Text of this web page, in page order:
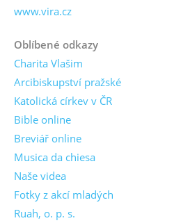
www.vira.cz
Oblíbené odkazy
Charita Vlašim
Arcibiskupství pražské
Katolická církev v ČR
Bible online
Breviář online
Musica da chiesa
Naše videa
Fotky z akcí mladých
Ruah, o. p. s.